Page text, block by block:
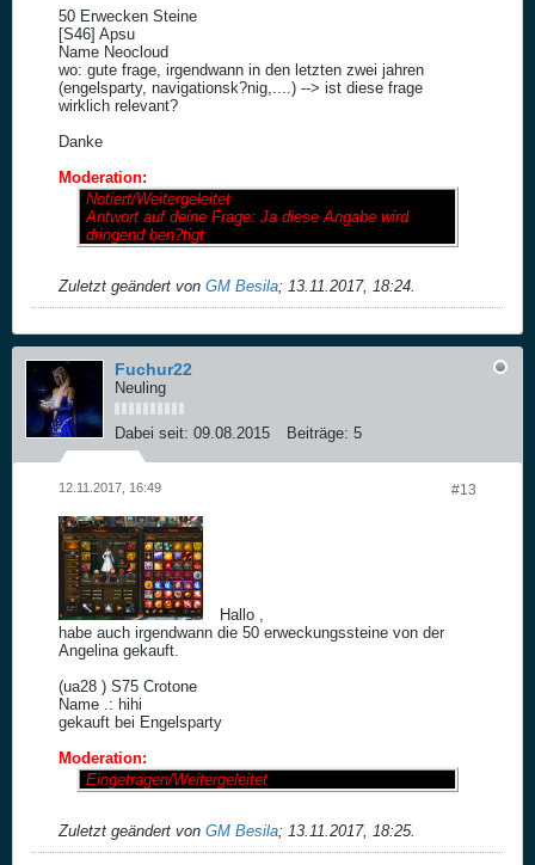
50 Erwecken Steine
[S46] Apsu
Name Neocloud
wo: gute frage, irgendwann in den letzten zwei jahren
(engelsparty, navigationsk?nig,....) --> ist diese frage
wirklich relevant?
Danke
Moderation:
Notiert/Weitergeleitet
Antwort auf deine Frage: Ja diese Angabe wird
dringend ben?tigt
Zuletzt geändert von GM Besila; 13.11.2017, 18:24.
Fuchur22
Neuling
Dabei seit: 09.08.2015 Beiträge: 5
#13
12.11.2017, 16:49
Hallo ,
habe auch irgendwann die 50 erweckungssteine von der
Angelina gekauft.
(ua28 ) S75 Crotone
Name .: hihi
gekauft bei Engelsparty
Moderation:
Eingetragen/Weitergeleitet
Zuletzt geändert von GM Besila; 13.11.2017, 18:25.